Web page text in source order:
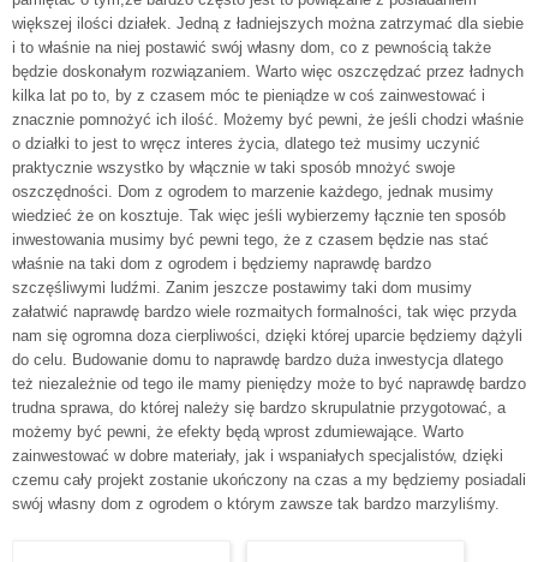
większej ilości działek. Jedną z ładniejszych można zatrzymać dla siebie
i to właśnie na niej postawić swój własny dom, co z pewnością także
będzie doskonałym rozwiązaniem. Warto więc oszczędzać przez ładnych
kilka lat po to, by z czasem móc te pieniądze w coś zainwestować i
znacznie pomnożyć ich ilość. Możemy być pewni, że jeśli chodzi właśnie
o działki to jest to wręcz interes życia, dlatego też musimy uczynić
praktycznie wszystko by włącznie w taki sposób mnożyć swoje
oszczędności. Dom z ogrodem to marzenie każdego, jednak musimy
wiedzieć że on kosztuje. Tak więc jeśli wybierzemy łącznie ten sposób
inwestowania musimy być pewni tego, że z czasem będzie nas stać
właśnie na taki dom z ogrodem i będziemy naprawdę bardzo
szczęśliwymi ludźmi. Zanim jeszcze postawimy taki dom musimy
załatwić naprawdę bardzo wiele rozmaitych formalności, tak więc przyda
nam się ogromna doza cierpliwości, dzięki której uparcie będziemy dążyli
do celu. Budowanie domu to naprawdę bardzo duża inwestycja dlatego
też niezależnie od tego ile mamy pieniędzy może to być naprawdę bardzo
trudna sprawa, do której należy się bardzo skrupulatnie przygotować, a
możemy być pewni, że efekty będą wprost zdumiewające. Warto
zainwestować w dobre materiały, jak i wspaniałych specjalistów, dzięki
czemu cały projekt zostanie ukończony na czas a my będziemy posiadali
swój własny dom z ogrodem o którym zawsze tak bardzo marzyliśmy.